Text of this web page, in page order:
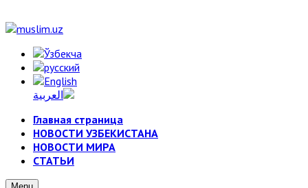
Главная страница
НОВОСТИ УЗБЕКИСТАНА
НОВОСТИ МИРА
СТАТЬИ